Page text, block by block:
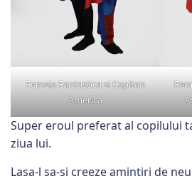
Femeia Fantastica si Capitan
America
Super eroul preferat al copilului
ziua lui.
Lasa-l sa-si creeze amintiri de